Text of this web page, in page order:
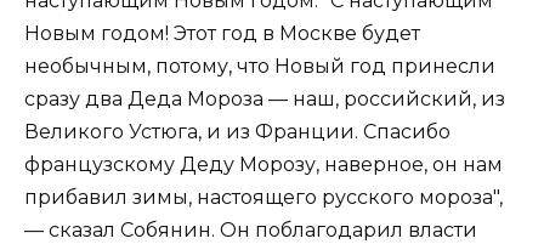
Новым годом! Этот год в Москве будет
необычным, потому, что Новый год принесли
сразу два Деда Мороза — наш, российский, из
Великого Устюга, и из Франции. Спасибо
французскому Деду Морозу, наверное, он нам
прибавил зимы, настоящего русского мороза",
— сказал Собянин. Он поблагодарил власти